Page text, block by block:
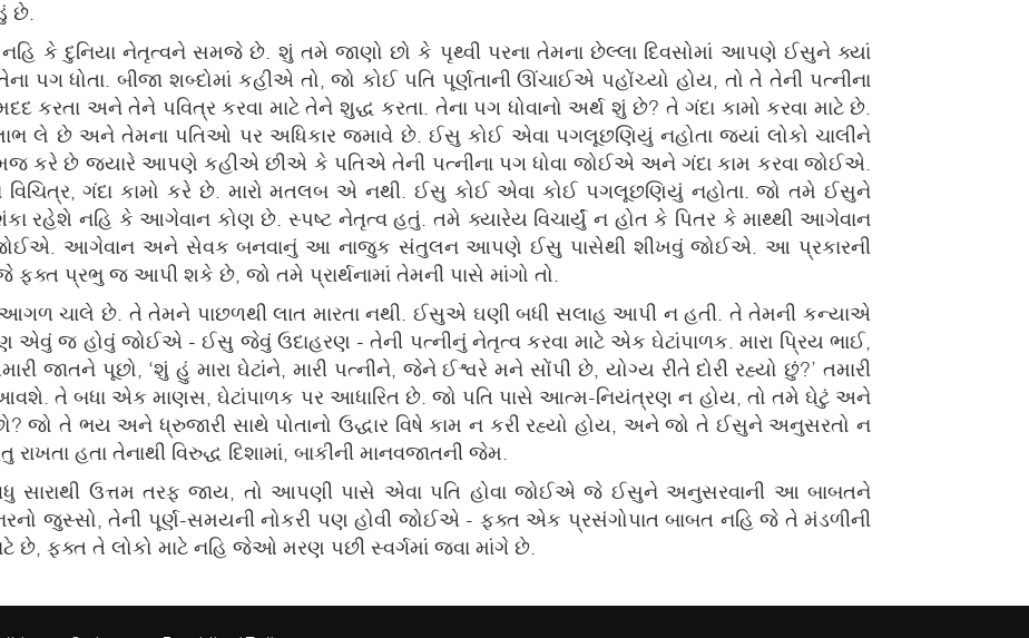
છે.
કે દુનિયા નેતૃત્વને સમજે છે. શું તમે જાણો છો કે પૃથ્વી પરના તેમના છેલ્લા દિવસોમાં આપણે ઈસુને ક્યાં
પગ ધોતા. બીજા શબ્દોમાં કહીએ તો, જો કોઈ પતિ પૂર્ણતાની ઊંચાઈએ પહોંચ્યો હોય, તો તે તેની પત્નીના
કરતા અને તેને પવિત્ર કરવા માટે તેને શુદ્ધ કરતા. તેના પગ ધોવાનો અર્થ શું છે? તે ગંદા કામો કરવા માટે છે.
લે છે અને તેમના પતિઓ પર અધિકાર જમાવે છે. ઈસુ કોઈ એવા પગલૂછણિયું નહોતા જ્યાં લોકો ચાલીને
છે જ્યારે આપણે કહીએ છીએ કે પતિએ તેની પત્નીના પગ ધોવા જોઈએ અને ગંદા કામ કરવા જોઈએ.
વિચિત્ર, ગંદા કામો કરે છે. મારો મતલબ એ નથી. ઈસુ કોઈ એવા કોઈ પગલૂછણિયું નહોતા. જો તમે ઈસુને
રહેશે નહિ કે આગેવાન કોણ છે. સ્પષ્ટ નેતૃત્વ હતું. તમે ક્યારેય વિચાર્યું ન હોત કે પિતર કે માથ્થી આગેવાન
આગેવાન અને સેવક બનવાનું આ નાજુક સંતુલન આપણે ઈસુ પાસેથી શીખવું જોઈએ. આ પ્રકારની
પ્રભુ જ આપી શકે છે, જો તમે પ્રાર્થનામાં તેમની પાસે માંગો તો.
આગળ ચાલે છે. તે તેમને પાછળથી લાત મારતા નથી. ઈસુએ ઘણી બધી સલાહ આપી ન હતી. તે તેમની કન્યાએ
જ હોવું જોઈએ - ઈસુ જેવું ઉદાહરણ - તેની પત્નીનું નેતૃત્વ કરવા માટે એક ઘેટાંપાળક. મારા પ્રિય ભાઈ,
જાતને પૂછો, ‘શું હું મારા ઘેટાંને, મારી પત્નીને, જેને ઈશ્વરે મને સોંપી છે, યોગ્ય રીતે દોરી રહ્યો છું?’ તમારી
આવશે. તે બધા એક માણસ, ઘેટાંપાળક પર આધારિત છે. જો પતિ પાસે આત્મ-નિયંત્રણ ન હોય, તો તમે ઘેટું અને
છો? જો તે ભય અને ધ્રુજારી સાથે પોતાનો ઉદ્ધાર વિષે કામ ન કરી રહ્યો હોય, અને જો તે ઈસુને અનુસરતો ન
હતા તેનાથી વિરુદ્ધ દિશામાં, બાકીની માનવજાતની જેમ.
ઉત્તમ તરફ જાય, તો આપણી પાસે એવા પતિ હોવા જોઈએ જે ઈસુને અનુસરવાની આ બાબતને
જુસ્સો, તેની પૂર્ણ-સમયની નોકરી પણ હોવી જોઈએ - ફક્ત એક પ્રસંગોપાત બાબત નહિ જે તે મંડળીની
છે, ફક્ત તે લોકો માટે નહિ જેઓ મરણ પછી સ્વર્ગમાં જવા માંગે છે.